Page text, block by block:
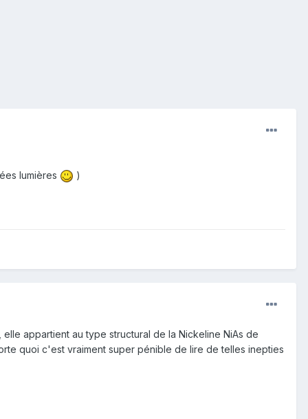
lumières
)
appartient au type structural de la Nickeline NiAs de
quoi c'est vraiment super pénible de lire de telles inepties